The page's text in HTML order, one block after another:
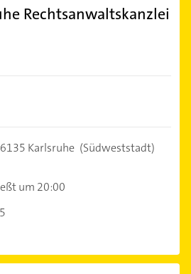
Rechtsanwaltskanzlei
Karlsruhe (Südweststadt)
um 20:00